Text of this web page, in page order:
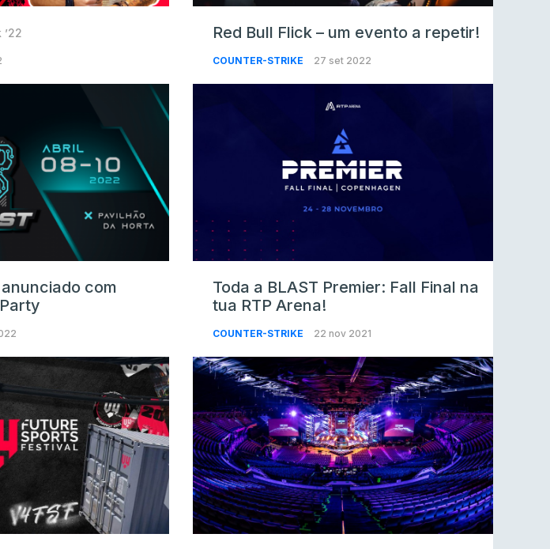
Red Bull Flick – um evento a repetir!
COUNTER-STRIKE 27 set 2022
com
Toda a BLAST Premier: Fall Final na
tua RTP Arena!
COUNTER-STRIKE 22 nov 2021